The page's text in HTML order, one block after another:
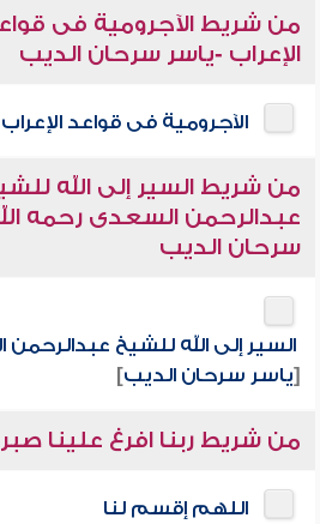
من شريط الآجرومية فى
الإعراب -ياسر سرحان الديب
الآجرومية فى قواعد الإعراب
من شريط السير إلى الله
عبدالرحمن السعدى رحمه
سرحان الديب
السير إلى الله للشيخ
[ياسر سرحان الديب]
من شريط ربنا افرغ علينا صبر
اللهم إقسم لنا